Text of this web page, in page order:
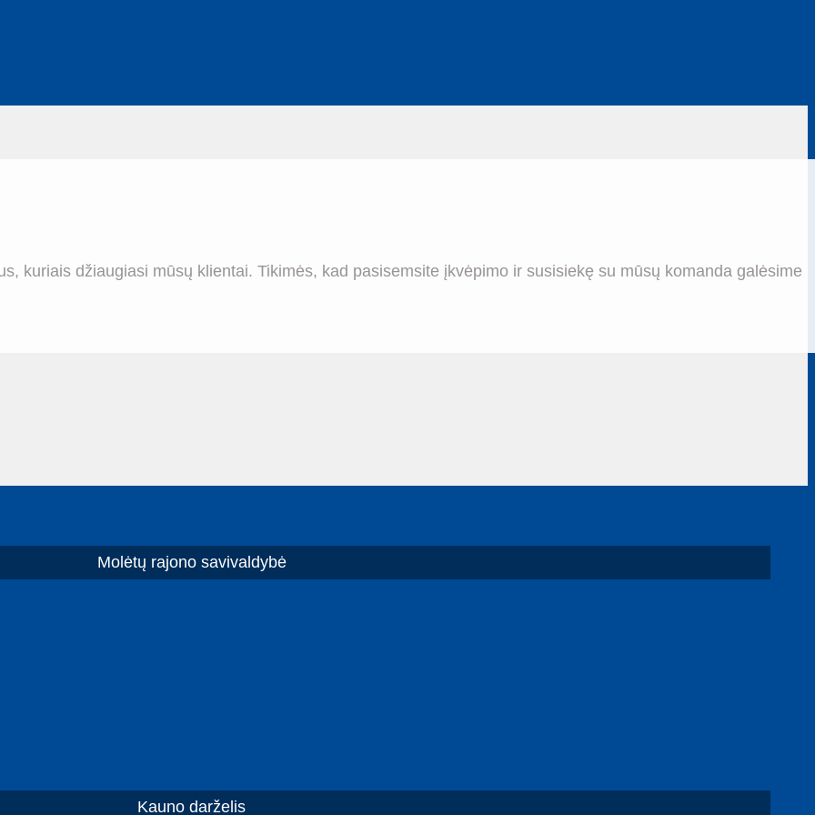
kuriais džiaugiasi mūsų klientai. Tikimės, kad pasisemsite įkvėpimo ir susisiekę su mūsų
Molėtų rajono savivaldybė